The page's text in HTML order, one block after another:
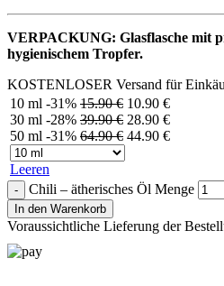
VERPACKUNG: Glasflasche mit
hygienischem Tropfer.
KOSTENLOSER Versand für
10 ml -31% 15.90€ 10.90 €
30 ml -28% 39.90€ 28.90 €
50 ml -31% 64.90€ 44.90 €
Leeren
Chili – ätherisches Öl Menge
In den Warenkorb
Voraussichtliche Lieferung der